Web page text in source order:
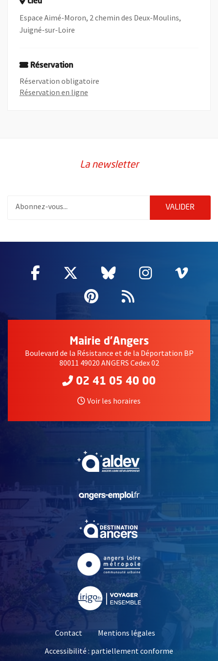
Espace Aimé-Moron, 2 chemin des Deux-Moulins,
Juigné-sur-Loire
Réservation
Réservation obligatoire
Réservation en ligne
La newsletter
VALIDER
Facebook
, Ouvre une nouvelle fenêtre
Twitter
, Ouvre une nouvelle
Bluesky
, Ouvre une
Instagram
, Ouvre
,
Pinterest
, Ouvre une
Flux RSS
Mairie d'Angers
Boulevard de la Résistance et de la Déportation BP
80011 49020 ANGERS Cedex 02
02 41 05 40 00
Voir les horaires
, Ouvre une nouvelle
, Ouvre une nouvelle
Contact
Mentions légales
Accessibilité : partiellement conforme